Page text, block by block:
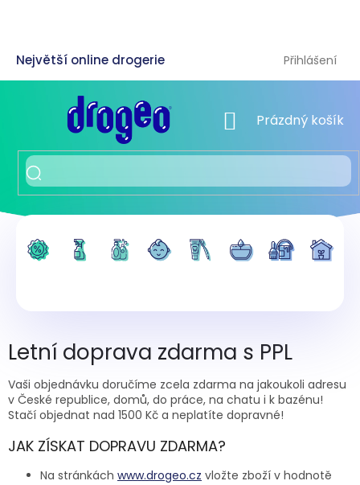
Přihlášení
NÁKUPNÍ KOŠÍK
Prázdný košík
Letní doprava zdarma s PPL
Vaši objednávku doručíme zcela zdarma na jakoukoli adresu
v České republice, domů, do práce, na chatu i k bazénu!
Stačí objednat nad 1500 Kč a neplatíte dopravné!
JAK ZÍSKAT DOPRAVU ZDARMA?
Na stránkách www.drogeo.cz vložte zboží v hodnotě